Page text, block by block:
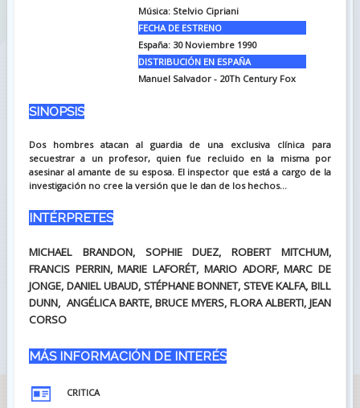
Música: Stelvio Cipriani
FECHA DE ESTRENO
España: 30 Noviembre 1990
DISTRIBUCIÓN EN ESPAÑA
Manuel Salvador - 20Th Century Fox
SINOPSIS
Dos hombres atacan al guardia de una exclusiva clínica para
secuestrar a un profesor, quien fue recluido en la misma por
asesinar al amante de su esposa. El inspector que está a cargo de la
investigación no cree la versión que le dan de los hechos...
INTÉRPRETES
MICHAEL BRANDON, SOPHIE DUEZ, ROBERT MITCHUM,
FRANCIS PERRIN, MARIE LAFORÉT, MARIO ADORF, MARC DE
JONGE, DANIEL UBAUD, STÉPHANE BONNET, STEVE KALFA, BILL
DUNN, ANGÉLICA BARTE, BRUCE MYERS, FLORA ALBERTI, JEAN
CORSO
MÁS INFORMACIÓN DE INTERÉS
CRITICA